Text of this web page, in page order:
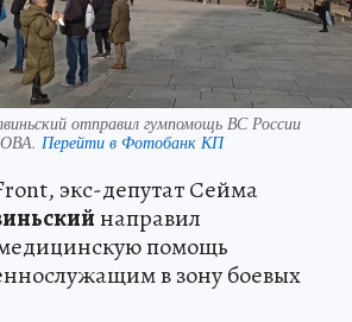
отправил гумпомощь ВС России
Перейти в Фотобанк КП
экс-депутат Сейма
направил
помощь
в зону боевых